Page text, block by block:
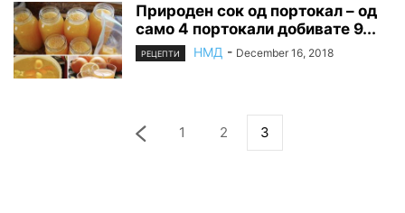
Природен сок од портокал – од
само 4 портокали добивате 9...
РЕЦЕПТИ НМД - December 16, 2018
1 2 3